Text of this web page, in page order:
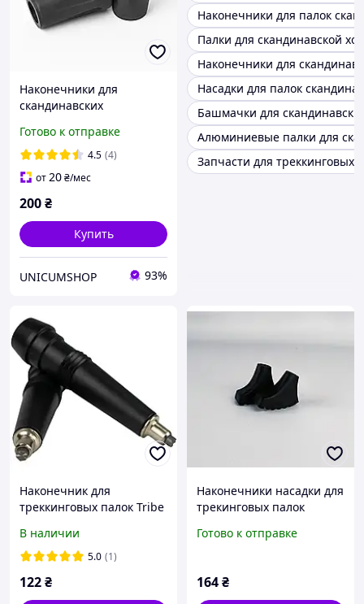
Наконечники для
скандинавских
черные (5566)
Готово к отправке
4.5 (4)
от20₴/мес
200₴
Купить
UNICUMSHOP 93%
Наконечники для палок
Палки для скандинавской
Наконечники для
Насадки для палок
Башмачки для
Алюминиевые палки для
Запчасти для треккинговых
Наконечник для
треккинговых палок Tribe
В наличии
5.0 (1)
122₴
Наконечники насадки для
трекинговых палок
шт. (для твердого
Готово к отправке
164₴